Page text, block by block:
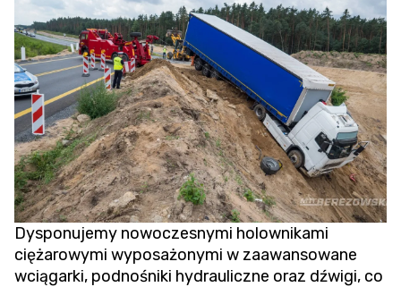
Dysponujemy nowoczesnymi holownikami
ciężarowymi wyposażonymi w zaawansowane
wciągarki, podnośniki hydrauliczne oraz dźwigi, co